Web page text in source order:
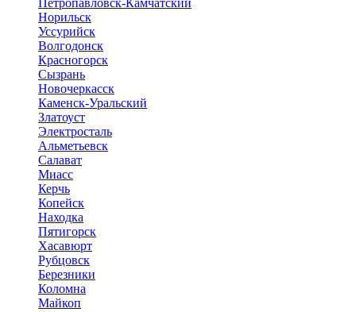
Норильск
Уссурийск
Волгодонск
Красногорск
Сызрань
Новочеркасск
Каменск-Уральский
Златоуст
Электросталь
Альметьевск
Салават
Миасс
Керчь
Копейск
Находка
Пятигорск
Хасавюрт
Рубцовск
Березники
Коломна
Майкоп